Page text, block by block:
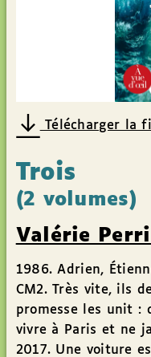
Télécharger la
Trois
(2 volumes)
Valérie
1986. Adrien,
CM2. Très vite, ils
promesse les unit :
vivre à Paris et ne
2017. Une voiture